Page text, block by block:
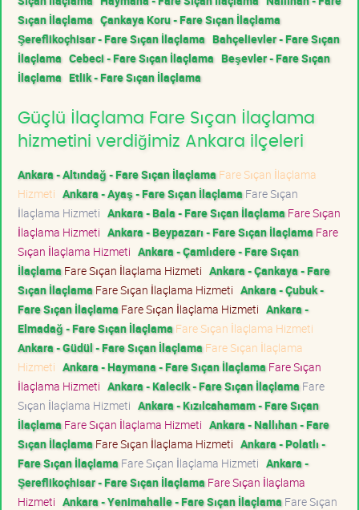
Sıçan İlaçlama Çankaya Koru - Fare Sıçan İlaçlama
Şereflikoçhisar - Fare Sıçan İlaçlama Bahçelievler - Fare Sıçan
İlaçlama Cebeci - Fare Sıçan İlaçlama Beşevler - Fare Sıçan
İlaçlama Etlik - Fare Sıçan İlaçlama
Güçlü İlaçlama Fare Sıçan İlaçlama
hizmetini verdiğimiz Ankara ilçeleri
Ankara - Altındağ - Fare Sıçan İlaçlama Fare Sıçan İlaçlama
Hizmeti Ankara - Ayaş - Fare Sıçan İlaçlama Fare Sıçan
İlaçlama Hizmeti Ankara - Bala - Fare Sıçan İlaçlama Fare Sıçan
İlaçlama Hizmeti Ankara - Beypazarı - Fare Sıçan İlaçlama Fare
Sıçan İlaçlama Hizmeti Ankara - Çamlıdere - Fare Sıçan
İlaçlama Fare Sıçan İlaçlama Hizmeti Ankara - Çankaya - Fare
Sıçan İlaçlama Fare Sıçan İlaçlama Hizmeti Ankara - Çubuk -
Fare Sıçan İlaçlama Fare Sıçan İlaçlama Hizmeti Ankara -
Elmadağ - Fare Sıçan İlaçlama Fare Sıçan İlaçlama Hizmeti
Ankara - Güdül - Fare Sıçan İlaçlama Fare Sıçan İlaçlama
Hizmeti Ankara - Haymana - Fare Sıçan İlaçlama Fare Sıçan
İlaçlama Hizmeti Ankara - Kalecik - Fare Sıçan İlaçlama Fare
Sıçan İlaçlama Hizmeti Ankara - Kızılcahamam - Fare Sıçan
İlaçlama Fare Sıçan İlaçlama Hizmeti Ankara - Nallıhan - Fare
Sıçan İlaçlama Fare Sıçan İlaçlama Hizmeti Ankara - Polatlı -
Fare Sıçan İlaçlama Fare Sıçan İlaçlama Hizmeti Ankara -
Şereflikoçhisar - Fare Sıçan İlaçlama Fare Sıçan İlaçlama
Hizmeti Ankara - Yenimahalle - Fare Sıçan İlaçlama Fare Sıçan